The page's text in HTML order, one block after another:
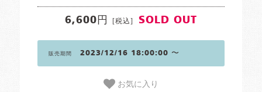
6,600円 [税込] SOLD OUT
販売期間 2023/12/16 18:00:00 〜
お気に入り